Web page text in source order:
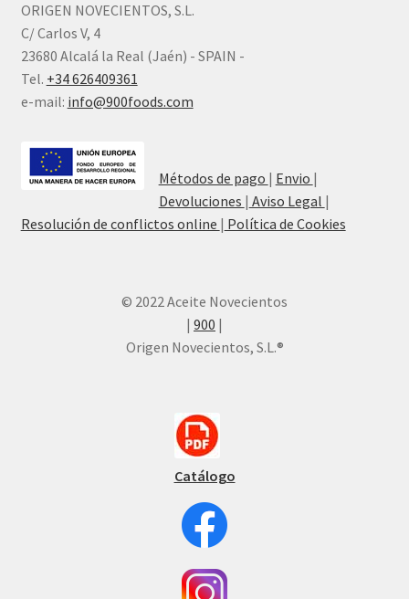
ORIGEN NOVECIENTOS, S.L.
C/ Carlos V, 4
23680 Alcalá la Real (Jaén) - SPAIN -
Tel. +34 626409361
e-mail: info@900foods.com
Métodos de pago | Envio |
Devoluciones | Aviso Legal |
Resolución de conflictos online | Política de Cookies
© 2022 Aceite Novecientos
| 900 |
Origen Novecientos, S.L.®
Catálogo